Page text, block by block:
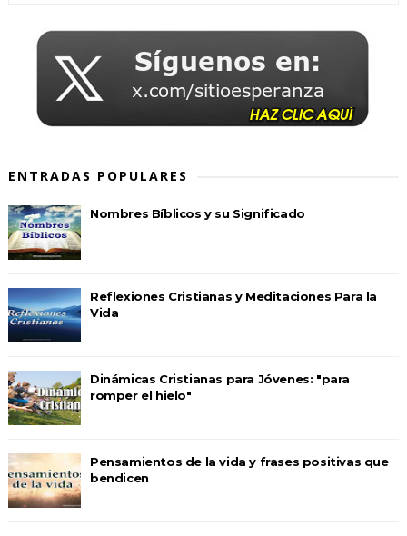
ENTRADAS POPULARES
Nombres Bíblicos y su Significado
Reflexiones Cristianas y Meditaciones Para la
Vida
Dinámicas Cristianas para Jóvenes: "para
romper el hielo"
Pensamientos de la vida y frases positivas que
bendicen